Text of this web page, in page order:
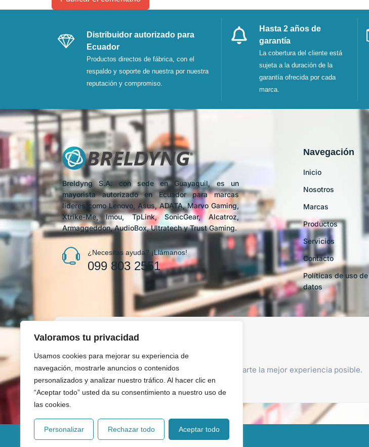
Valoramos tu privacidad
Usamos cookies para mejorar su experiencia de
navegación, mostrarle anuncios o contenidos
personalizados y analizar nuestro tráfico. Al hacer clic en
“Aceptar todo” usted da su consentimiento a nuestro uso de
las cookies.
Personalizar Rechazar todo Aceptar todo
Distribuidor autorizado para
Ecuador
Productos directos de fábrica, con el
respaldo y soporte de nuestra por nuestra
reputación y compromiso.
Hasta 2 años de
garantía
La cobertura del cliente está
sujeta a la duración de la
garantía ofrecida por cada
marca.
Breldyng S.A. con sede en Guayaquil, es un
mayorista autorizado en Ecuador para marcas
líderes como Lenovo, Asus, ADATA, Marvo Gaming,
Xtrike-Me, Imou, TpLink, SonicGear, Alcatroz,
Armaggeddon, AudioBox, Ultratech y Trust Gaming.
¿Necesitas ayuda? ¡Llámanos!
099 803 2551
Navegación
Inicio
Nosotros
Marcas
Productos
Servicios
Contacto
Políticas de uso de
datos
Contáctanos
Nuestro equipo está listo para atenderte y brindarte la mejor experiencia posible.